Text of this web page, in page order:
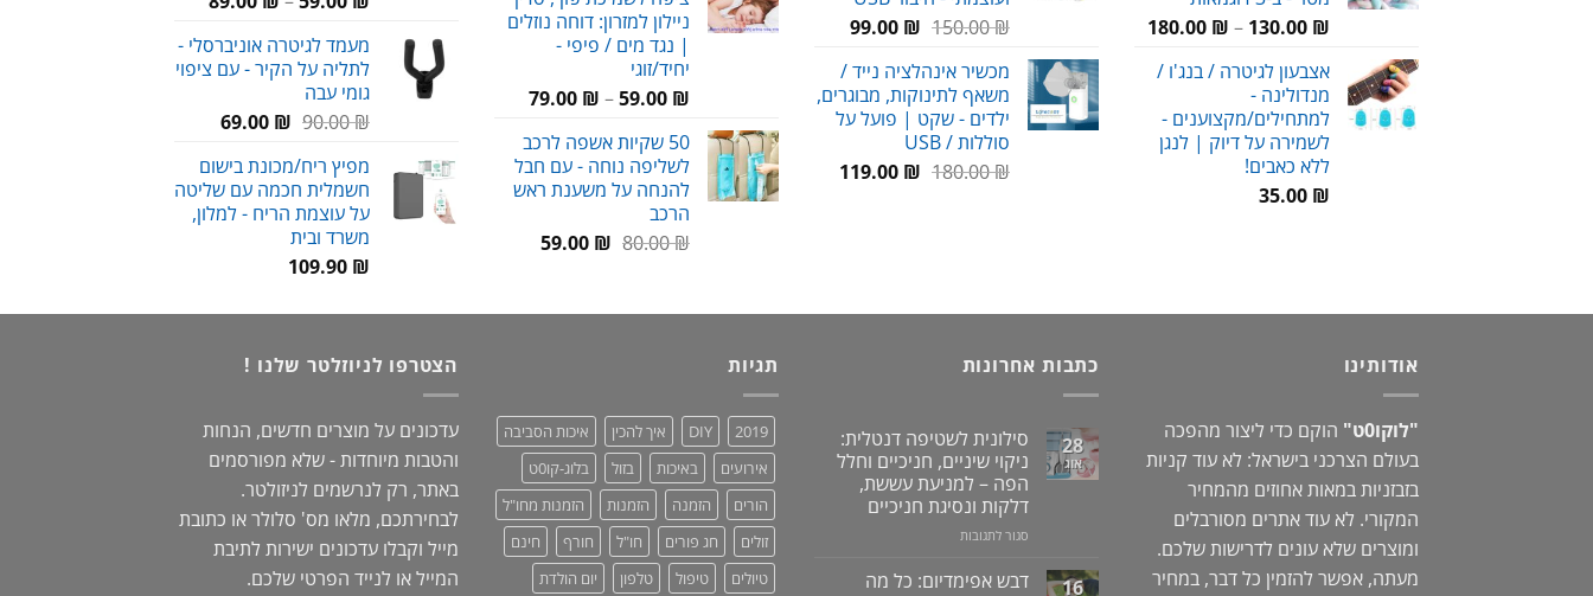
130.00 ₪
–
180.00 ₪
אצבעון לגיטרה / בנג'ו /
מנדולינה -
למתחילים/מקצוענים -
לשמירה על דיוק | לנגן
ללא כאבים!
35.00 ₪
150.00₪
המחיר
היה:
150.00 ₪.
99.00 ₪
המחיר
הוא:
99.00 ₪.
מכשיר אינהלציה נייד /
משאף לתינוקות, מבוגרים,
ילדים - שקט | פועל על
סוללות / USB
180.00₪
המחיר119.00 ₪
המחיר
ניילון למזרון: דוחה נוזלים
| נגד מים / פיפי -
יחיד/זוגי
59.00 ₪
–
79.00 ₪
טווח
עד
50 שקיות אשפה לרכב
לשליפה נוחה - עם חבל
להנחה על משענת ראש
הרכב
80.00₪
המחיר
80.00 ₪.
59.00 ₪
המחיר
59.00 ₪.
עד
מעמד לגיטרה אוניברסלי -
לתליה על הקיר - עם ציפוי
גומי עבה
90.00₪
המחיר
היה:
90.00 ₪.
69.00 ₪
המחיר
הוא:
69.00 ₪.
מפיץ ריח/מכונת בישום
חשמלית חכמה עם שליטה
על עוצמת הריח - למלון,
משרד ובית
109.90 ₪
אודותינו
"לוקו0ט"
הוקם כדי ליצור מהפכה
בעולם הצרכני בישראל: לא עוד קניות
בזבזניות במאות אחוזים מהמחיר
המקורי. לא עוד אתרים מסורבלים
ומוצרים שלא עונים לדרישות שלכם.
מעתה, אפשר להזמין כל דבר, במחיר
כתבות אחרונות
28
אוג
סילונית לשטיפה דנטלית:
ניקוי שיניים, חניכיים וחלל
הפה – למניעת עששת,
דלקות ונסיגת חניכיים
סגור לתגובות
לשטיפה
16
דבש אפימדיום: כל מה
תגיות
2019
DIY איך להכין
איכות הסביבה
אירועים
באיכות בזול
בלוג-קו0ט
הורים
הזמנה הזמנות
הזמנות מחו"ל
זולים
חג פורים חו"ל חורף
חינם
טיולים
טיפול טלפון יום הולדת
הצטרפו לניוזלטר שלנו !
עדכונים על מוצרים חדשים, הנחות
והטבות מיוחדות - שלא מפורסמים
באתר, רק לנרשמים לניזולטר.
לבחירתכם, מלאו מס' סלולר או כתובת
מייל וקבלו עדכונים ישירות לתיבת
המייל או לנייד הפרטי שלכם.